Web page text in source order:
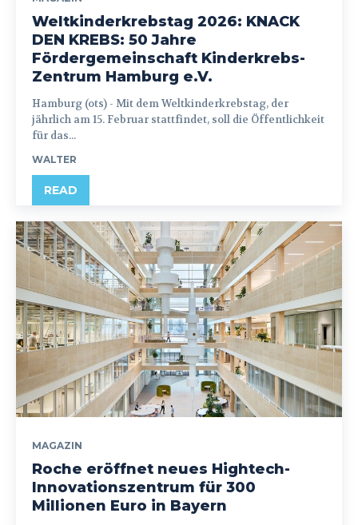
Weltkinderkrebstag 2026: KNACK
DEN KREBS: 50 Jahre
Fördergemeinschaft Kinderkrebs-
Zentrum Hamburg e.V.
Hamburg (ots) - Mit dem Weltkinderkrebstag, der
jährlich am 15. Februar stattfindet, soll die Öffentlichkeit
für das...
WALTER
READ
MAGAZIN
Roche eröffnet neues Hightech-
Innovationszentrum für 300
Millionen Euro in Bayern